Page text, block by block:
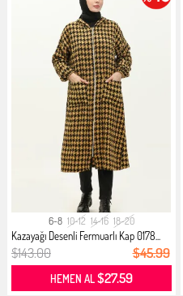
6-8 10-12 14-16 18-20
Kazayağı Desenli Fermuarlı Kap 0178...
$143.00 $45.99
HEMEN AL$27.59